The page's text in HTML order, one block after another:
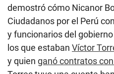
demostró cómo Nicanor
Ciudadanos por el Perú
y funcionarios del
los que estaban Víctor
y quien ganó contratos